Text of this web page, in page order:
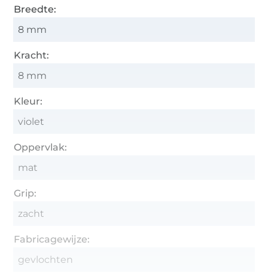
Breedte:
8 mm
Kracht:
8 mm
Kleur:
violet
Oppervlak:
mat
Grip:
zacht
Fabricagewijze:
gevlochten